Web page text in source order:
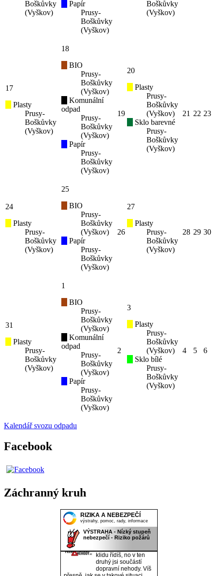
Boškůvky
(Vyškov)
Papír
Prusy-
Boškůvky
(Vyškov)
Boškůvky
(Vyškov)
17
Plasty
Prusy-
Boškůvky
(Vyškov)
18
BIO
Prusy-
Boškůvky
(Vyškov)
Komunální
odpad
Prusy-
Boškůvky
(Vyškov)
Papír
Prusy-
Boškůvky
(Vyškov)
19
20
Plasty
Prusy-
Boškůvky
(Vyškov)
Sklo barevné
Prusy-
Boškůvky
(Vyškov)
21 22 23
24
Plasty
Prusy-
Boškůvky
(Vyškov)
25
BIO
Prusy-
Boškůvky
(Vyškov)
Papír
Prusy-
Boškůvky
(Vyškov)
26
27
Plasty
Prusy-
Boškůvky
(Vyškov)
28 29 30
31
Plasty
Prusy-
Boškůvky
(Vyškov)
1
BIO
Prusy-
Boškůvky
(Vyškov)
Komunální
odpad
Prusy-
Boškůvky
(Vyškov)
Papír
Prusy-
Boškůvky
(Vyškov)
2
3
Plasty
Prusy-
Boškůvky
(Vyškov)
Sklo bílé
Prusy-
Boškůvky
(Vyškov)
4 5 6
Kalendář svozu odpadu
Facebook
Záchranný kruh